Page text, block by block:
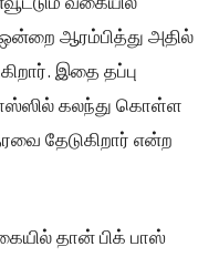
ஆரம்பித்து அதில்
இதை தப்பு
கலந்து கொள்ள
தேடுகிறார் என்ற
தான் பிக் பாஸ்